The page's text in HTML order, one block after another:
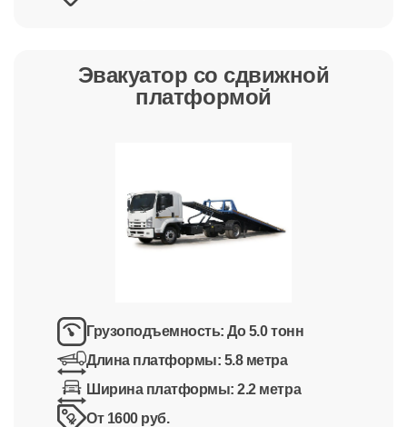
Эвакуатор со сдвижной
платформой
Грузоподъемность:До 5.0 тонн
Длина платформы: 5.8 метра
Ширина платформы:2.2 метра
От 1600 руб.